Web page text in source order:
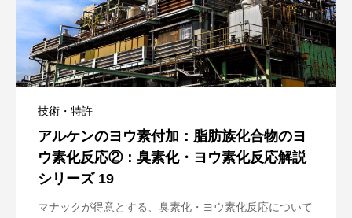
技術・特許
アルケンのヨウ素付加：脂肪族化合物のヨ
ウ素化反応②：臭素化・ヨウ素化反応解説
シリーズ 19
マナックが得意とする、臭素化・ヨウ素化反応について